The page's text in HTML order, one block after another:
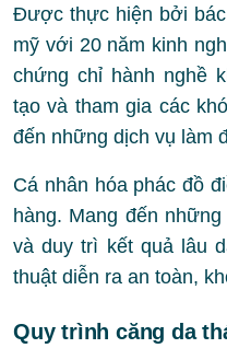
Được thực hiện bởi
mỹ với 20 năm kinh
chứng chỉ hành nghề
tạo và tham gia các
đến những dịch vụ làm
Cá nhân hóa phác đồ
hàng. Mang đến
và duy trì kết quả lâu
thuật diễn ra an toàn,
Quy trình căng da